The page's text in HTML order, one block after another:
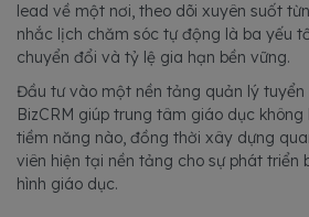
lead về một nơi, theo dõi xuyên suốt
nhắc lịch chăm sóc tự động là ba yếu
chuyển đổi và tỷ lệ gia hạn bền vững.
Đầu tư vào một nền tảng quản lý tuyển
BizCRM giúp trung tâm giáo dục
tiềm năng nào, đồng thời xây dựng
viên hiện tại nền tảng cho sự phát triển
hình giáo dục.